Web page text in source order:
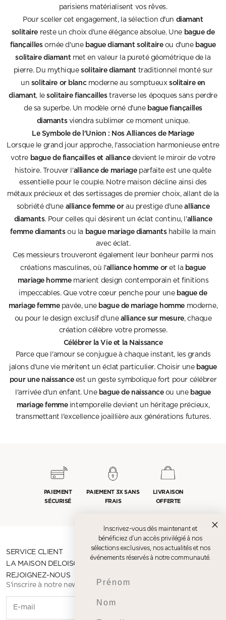
parisiens matérialisent vos rêves.
Pour sceller cet engagement, la sélection d'un diamant
solitaire reste un choix d'une élégance absolue. Une bague de
fiançaillesornée d'une bague diamant solitaireou d'une bague
solitaire diamant met en valeur la pureté géométrique de la
pierre. Du mythiquesolitaire diamant traditionnel monté sur
un solitaire or blancmoderne au somptueux solitaire en
diamant, lesolitaire fiancaillestraverse les époques sans perdre
de sa superbe. Un modèle orné d'une bague fiançailles
diamantsviendra sublimer ce moment unique.
Le Symbole de l'Union : Nos Alliances de Mariage
Lorsque le grand jour approche, l'association harmonieuse entre
votre bague de fiançailles et alliancedevient le miroir de votre
histoire. Trouver l'alliance de mariageparfaite est une quête
essentielle pour le couple. Notre maison décline ainsi des
métaux précieux et des sertissages de premier choix, allant de la
sobriété d'une alliance femme orau prestige d'unealliance
diamants. Pour celles qui désirent un éclat continu, l'alliance
femme diamantsou la bague mariage diamantshabille la main
avec éclat.
Ces messieurs trouveront également leur bonheur parmi nos
créations masculines, où l'alliance homme oret la bague
mariage hommemarient design contemporain et finitions
impeccables. Que votre cœur penche pour une bague de
mariage femmepavée, une bague de mariage homme moderne,
ou pour le design exclusif d'une alliance sur mesure, chaque
création célèbre votre promesse.
Célébrer la Vie et la Naissance
Parce que l'amour se conjugue à chaque instant, les grands
jalons d'une vie méritent un éclat particulier. Choisir une bague
pour une naissanceest un geste symbolique fort pour célébrer
l'arrivée d'un enfant. Une bague de naissanceou une bague
mariage femmeintemporelle devient un héritage précieux,
transmettant l'excellence joaillière aux générations futures.
PAIEMENT
SÉCURISÉ
PAIEMENT 3X SANS
FRAIS
LIVRAISON
OFFERTE
SERVICE CLIENT
LA MAISON DELOISON
REJOIGNEZ-NOUS
S'inscrire à notre newsletter
Inscrivez-vous dès maintenant et
bénéficiez d’un accès privilégié à nos
sélections exclusives, nos actualités et nos
événements réservés à notre communauté.
Prenom